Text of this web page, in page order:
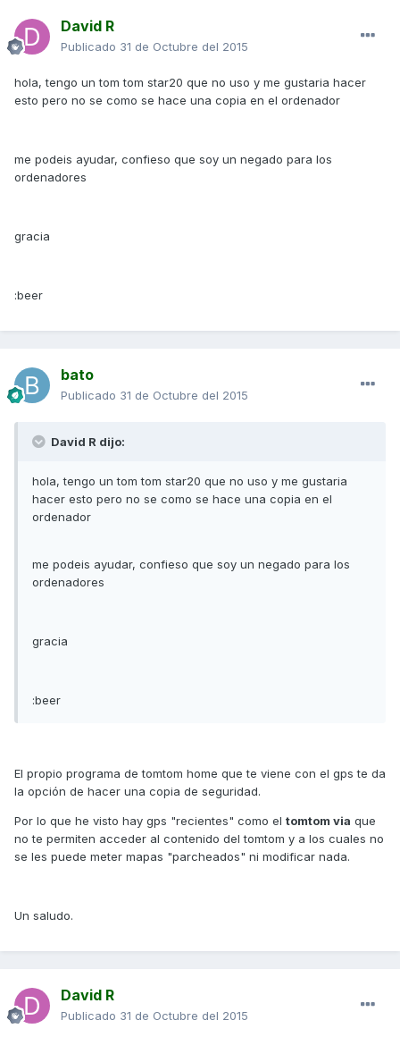
David R
Publicado 31 de Octubre del 2015
hola, tengo un tom tom star20 que no uso y me gustaria hacer
esto pero no se como se hace una copia en el ordenador
me podeis ayudar, confieso que soy un negado para los
ordenadores
gracia
:beer
bato
Publicado 31 de Octubre del 2015
David R dijo:
hola, tengo un tom tom star20 que no uso y me gustaria
hacer esto pero no se como se hace una copia en el
ordenador
me podeis ayudar, confieso que soy un negado para los
ordenadores
gracia
:beer
El propio programa de tomtom home que te viene con el gps te da
la opción de hacer una copia de seguridad.
Por lo que he visto hay gps "recientes" como el tomtom via que
no te permiten acceder al contenido del tomtom y a los cuales no
se les puede meter mapas "parcheados" ni modificar nada.
Un saludo.
David R
Publicado 31 de Octubre del 2015